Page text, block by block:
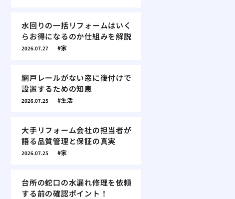
水回りの一括リフォームはいく
らお得になるのか仕組みを解説
2026.07.27 家
網戸レールがない窓に後付けで
設置するための知恵
2026.07.25 生活
大手リフォーム会社の担当者が
語る品質管理と保証の真実
2026.07.25 家
台所の蛇口の水漏れ修理を依頼
する前の確認ポイント！